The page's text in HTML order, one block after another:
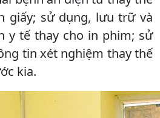
giấy; sử dụng, lưu trữ và
y tế thay cho in phim; sử
tin xét nghiệm thay thế
kia.